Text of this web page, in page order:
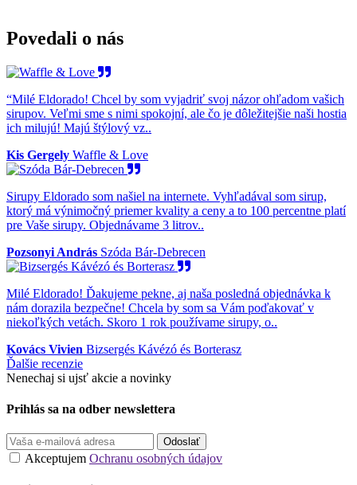
Povedali o nás
“Milé Eldorado! Chcel by som vyjadriť svoj názor ohľadom vašich
sirupov. Veľmi sme s nimi spokojní, ale čo je dôležitejšie naši hostia
ich milujú! Majú štýlový vz..
Kis Gergely Waffle & Love
Sirupy Eldorado som našiel na internete. Vyhľadával som sirup,
ktorý má výnimočný priemer kvality a ceny a to 100 percentne platí
pre Vaše sirupy. Objednávame 3 litrov..
Pozsonyi András Szóda Bár-Debrecen
Milé Eldorado! Ďakujeme pekne, aj naša posledná objednávka k
nám dorazila bezpečne! Chcela by som sa Vám poďakovať v
niekoľkých vetách. Skoro 1 rok používame sirupy, o..
Kovács Vivien Bizsergés Kávézó és Borterasz
Ďalšie recenzie
Nenechaj si ujsť akcie a novinky
Prihlás sa na odber newslettera
Odoslať
Akceptujem Ochranu osobných údajov